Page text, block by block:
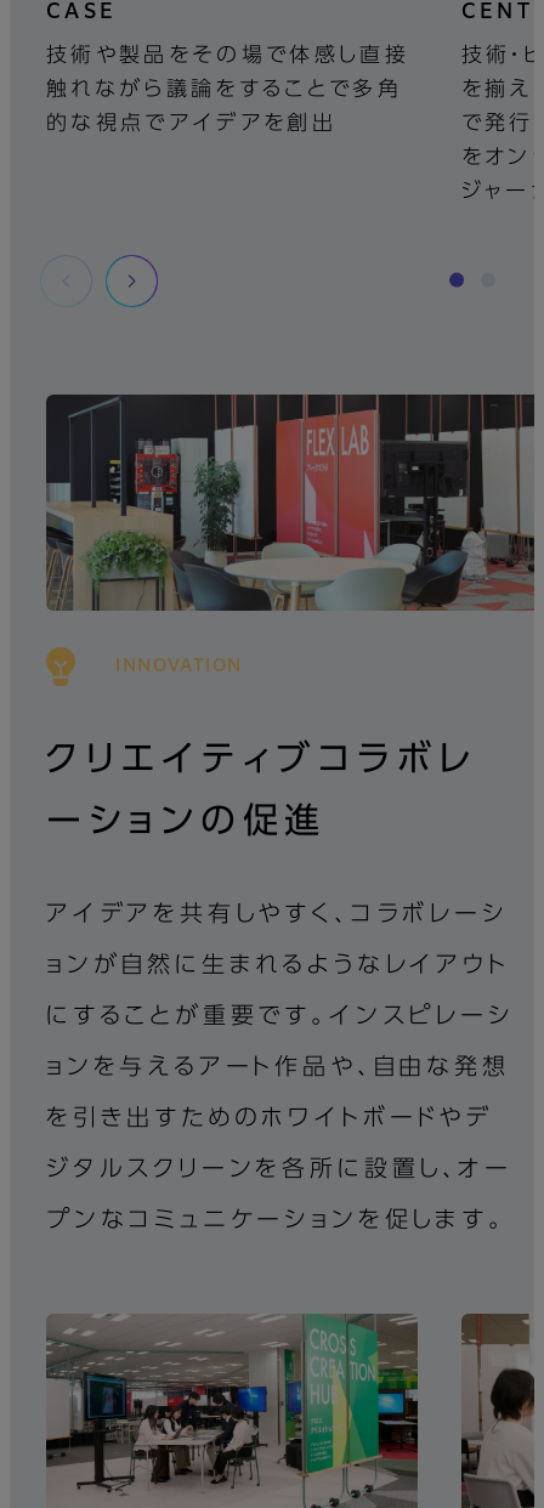
CASE
技術や製品をその場で体感し直接
触れながら議論をすることで多角
的な視点でアイデアを創出
技術・
を揃え
で発行
をオン
ジャー
INNOVATION
クリエイティブコラボレ
ーションの促進
アイデアを共有しやすく、コラボレーシ
ョンが自然に生まれるようなレイアウト
にすることが重要です。インスピレーシ
ョンを与えるアート作品や、自由な発想
を引き出すためのホワイトボードやデ
ジタルスクリーンを各所に設置し、オー
プンなコミュニケーションを促します。